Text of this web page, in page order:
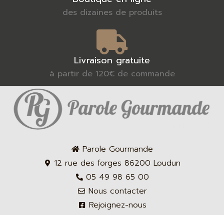
des dizaines de produits
Livraison gratuite
à partir de 120€ de commande
Parole Gourmande
12 rue des forges 86200 Loudun
05 49 98 65 00
Nous contacter
Rejoignez-nous